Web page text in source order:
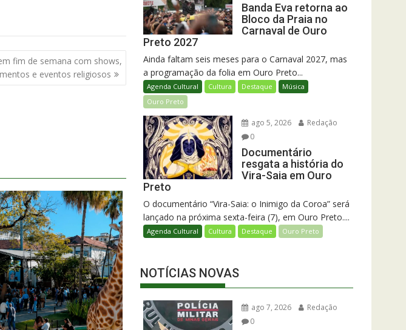
fim de semana com shows,
e eventos religiosos
Banda Eva retorna ao
Bloco da Praia no
Carnaval de Ouro
Preto 2027
Ainda faltam seis meses para o Carnaval 2027, mas
a programação da folia em Ouro Preto...
Agenda Cultural Cultura Destaque
Música
Ouro Preto
ago 5, 2026
Redação
0
Documentário
resgata a história do
Vira-Saia em Ouro
Preto
O documentário “Vira-Saia: o Inimigo da Coroa” será
lançado na próxima sexta-feira (7), em Ouro Preto....
Agenda Cultural Cultura Destaque Ouro Preto
NOTÍCIAS NOVAS
ago 7, 2026
Redação
0